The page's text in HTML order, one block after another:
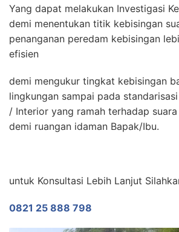
Yang dapat melakukan Investigasi
demi menentukan titik kebisingan
penanganan peredam kebisingan
efisien
demi mengukur tingkat kebisingan
lingkungan sampai pada
/ Interior yang ramah terhadap
demi ruangan idaman Bapak/Ibu.
untuk Konsultasi Lebih Lanjut
0821 25 888 798